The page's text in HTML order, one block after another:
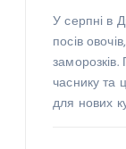
У серпні в
посів
заморозків.
часнику та
для нових